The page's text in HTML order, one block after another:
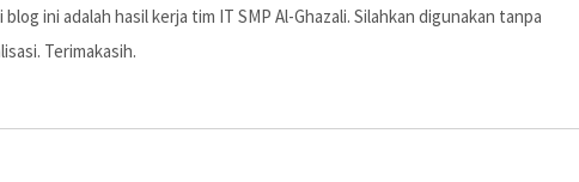
blog ini adalah hasil kerja tim IT SMP Al-Ghazali. Silahkan digunakan tanpa
Terimakasih.